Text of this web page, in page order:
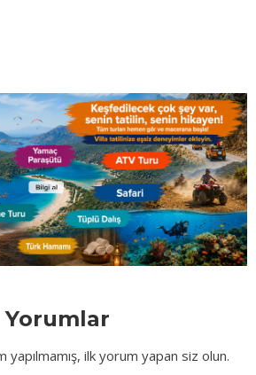
Yorumlar
yapılmamış, ilk yorum yapan siz olun.